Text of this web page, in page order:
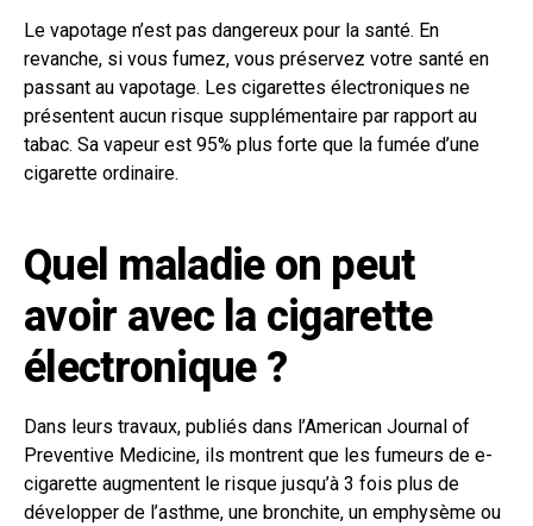
Le vapotage n’est pas dangereux pour la santé. En
revanche, si vous fumez, vous préservez votre santé en
passant au vapotage. Les cigarettes électroniques ne
présentent aucun risque supplémentaire par rapport au
tabac. Sa vapeur est 95% plus forte que la fumée d’une
cigarette ordinaire.
Quel maladie on peut
avoir avec la cigarette
électronique ?
Dans leurs travaux, publiés dans l’American Journal of
Preventive Medicine, ils montrent que les fumeurs de e-
cigarette augmentent le risque jusqu’à 3 fois plus de
développer de l’asthme, une bronchite, un emphysème ou